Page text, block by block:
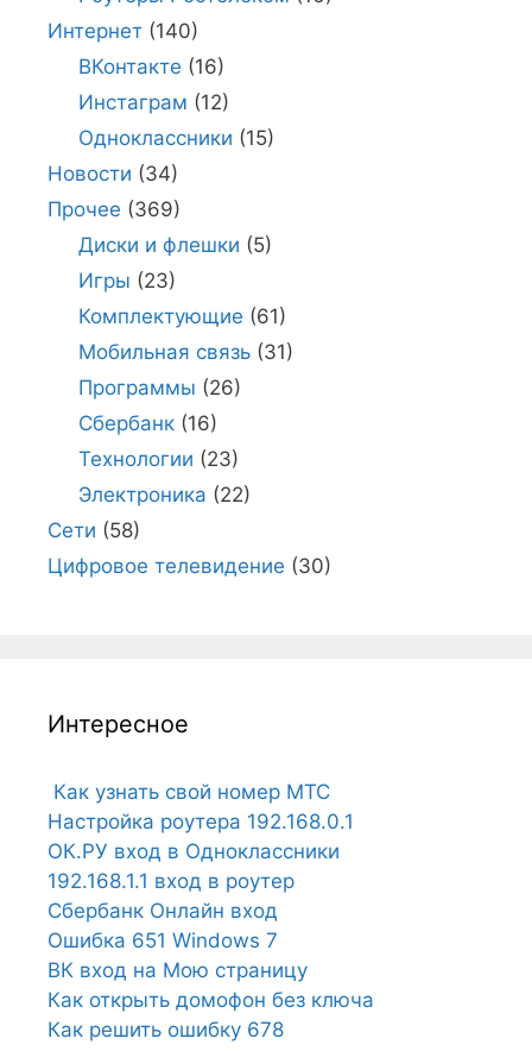
Интернет (140)
ВКонтакте (16)
Инстаграм (12)
Одноклассники (15)
Новости (34)
Прочее (369)
Диски и флешки (5)
Игры (23)
Комплектующие (61)
Мобильная связь(31)
Программы (26)
Сбербанк(16)
Технологии (23)
Электроника (22)
Сети (58)
Цифровое телевидение (30)
Интересное
Как узнать свой номер МТС
Настройка роутера 192.168.0.1
ОК.РУ вход в Одноклассники
192.168.1.1 вход в роутер
Сбербанк Онлайн вход
Ошибка 651 Windows 7
ВК вход на Мою страницу
Как открыть домофон без ключа
Как решить ошибку 678